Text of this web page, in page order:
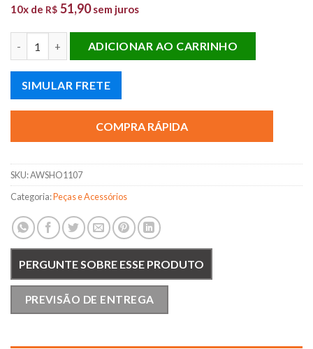
10x de R$ 51,90 sem juros
ADICIONAR AO CARRINHO
SIMULAR FRETE
COMPRA RÁPIDA
SKU:AWSHO1107
Categoria:Peças e Acessórios
PERGUNTE SOBRE ESSE PRODUTO
PREVISÃO DE ENTREGA